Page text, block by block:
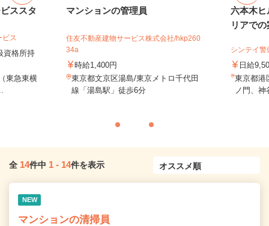
ススタ
ス
格所持
東急東横
マンションの管理員
住友不動産建物サービス株式会社/hkp260
34a
時給1,400円
東京都文京区湯島/東京メトロ千代田
線「湯島駅」徒歩6分
六本木ヒ
リアで
シンテイ
日給
東京都港
ノ門、
全 14件中 1 - 14件を表示
NEW
マンションの清掃員